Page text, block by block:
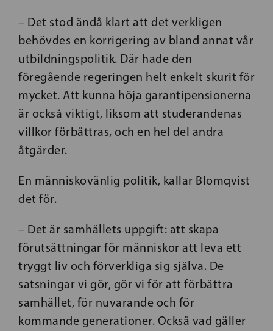
– Det stod ändå klart att det verkligen
behövdes en korrigering av bland annat vår
utbildningspolitik. Där hade den
föregående regeringen helt enkelt skurit för
mycket. Att kunna höja garantipensionerna
är också viktigt, liksom att studerandenas
villkor förbättras, och en hel del andra
åtgärder.
En människovänlig politik, kallar Blomqvist
det för.
– Det är samhällets uppgift: att skapa
förutsättningar för människor att leva ett
tryggt liv och förverkliga sig själva. De
satsningar vi gör, gör vi för att förbättra
samhället, för nuvarande och för
kommande generationer. Också vad gäller